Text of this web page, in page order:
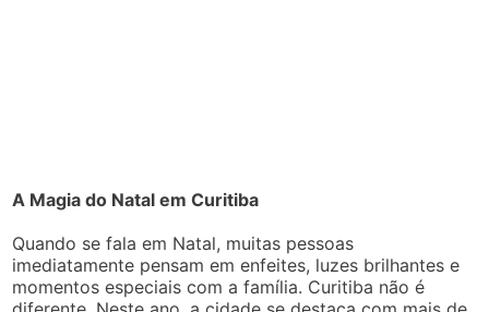
A Magia do Natal em Curitiba
Quando se fala em Natal, muitas pessoas
imediatamente pensam em enfeites, luzes brilhantes e
momentos especiais com a família. Curitiba não é